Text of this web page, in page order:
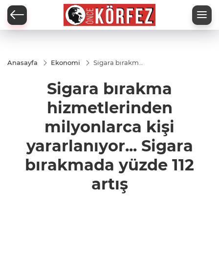
Anasayfa Ekonomi
Sigara bırakma
yararlanıyor...
Sigara
bırakmada
yüzde 112 artış
Sigara bırakma
hizmetlerinden
milyonlarca kişi
yararlanıyor... Sigara
bırakmada yüzde 112
artış